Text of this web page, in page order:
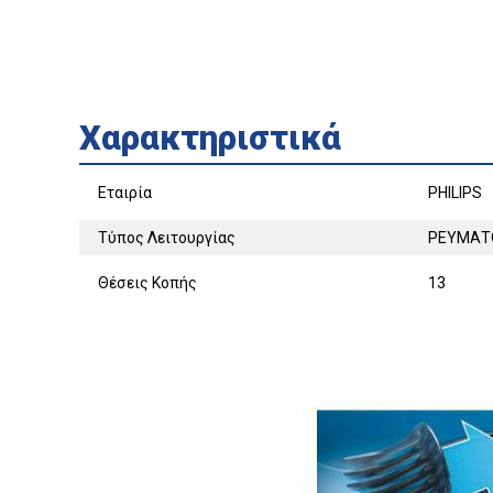
Χαρακτηριστικά
Εταιρία PHILIPS
Τύπος Λειτουργίας
Θέσεις Κοπής 13